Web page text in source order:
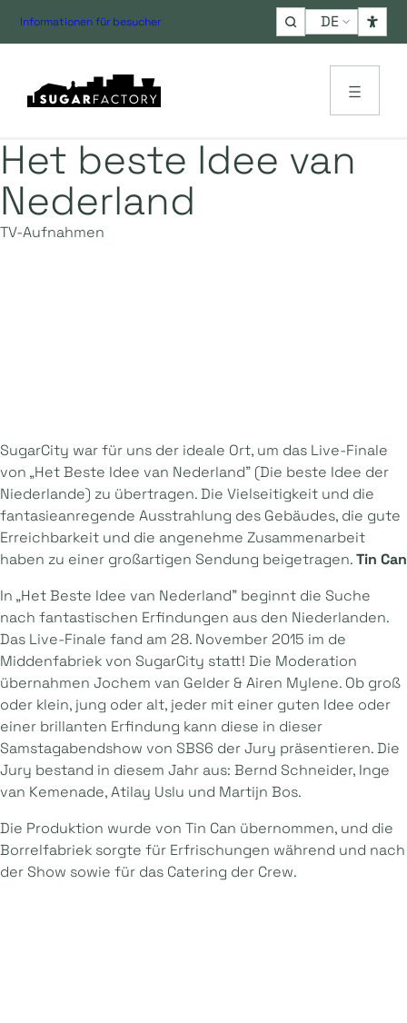
Informationen für besucher
Choose
a
language
Het beste Idee van
Nederland
TV-Aufnahmen
SugarCity war für uns der ideale Ort, um das Live-Finale
von „Het Beste Idee van Nederland” (Die beste Idee der
Niederlande) zu übertragen. Die Vielseitigkeit und die
fantasieanregende Ausstrahlung des Gebäudes, die gute
Erreichbarkeit und die angenehme Zusammenarbeit
haben zu einer großartigen Sendung beigetragen.Tin Can
In „Het Beste Idee van Nederland” beginnt die Suche
nach fantastischen Erfindungen aus den Niederlanden.
Das Live-Finale fand am 28. November 2015 im de
Middenfabriek von SugarCity statt! Die Moderation
übernahmen Jochem van Gelder & Airen Mylene. Ob groß
oder klein, jung oder alt, jeder mit einer guten Idee oder
einer brillanten Erfindung kann diese in dieser
Samstagabendshow von SBS6 der Jury präsentieren. Die
Jury bestand in diesem Jahr aus: Bernd Schneider, Inge
van Kemenade, Atilay Uslu und Martijn Bos.
Die Produktion wurde von Tin Can übernommen, und die
Borrelfabriek sorgte für Erfrischungen während und nach
der Show sowie für das Catering der Crew.